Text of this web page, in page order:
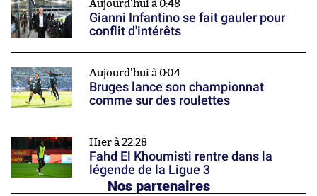
Aujourd'hui à 0:48
Gianni Infantino se fait gauler pour
conflit d'intérêts
Aujourd'hui à 0:04
Bruges lance son championnat
comme sur des roulettes
Hier à 22:28
Fahd El Khoumisti rentre dans la
légende de la Ligue 3
Nos partenaires